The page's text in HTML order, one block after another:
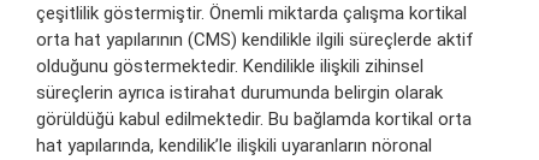
çeşitlilik göstermiştir. Önemli miktarda çalışma kortikal
orta hat yapılarının (CMS) kendilikle ilgili süreçlerde aktif
olduğunu göstermektedir. Kendilikle ilişkili zihinsel
süreçlerin ayrıca istirahat durumunda belirgin olarak
görüldüğü kabul edilmektedir. Bu bağlamda kortikal orta
hat yapılarında, kendilik’le ilişkili uyaranların nöronal